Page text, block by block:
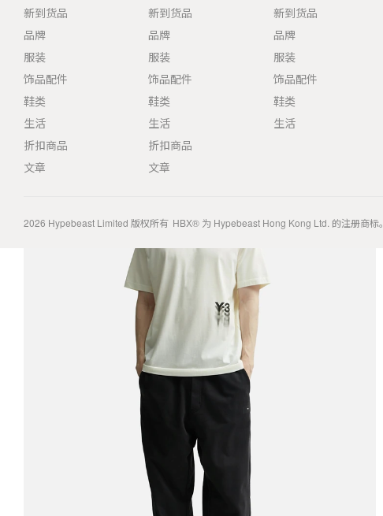
新到货品
品牌
服装
饰品配件
鞋类
生活
折扣商品
文章
新到货品
品牌
服装
饰品配件
鞋类
生活
折扣商品
文章
新到货品
品牌
服装
饰品配件
鞋类
生活
2026 Hypebeast Limited 版权所有 HBX® 为 Hypebeast Hong Kong Ltd. 的注册商标。